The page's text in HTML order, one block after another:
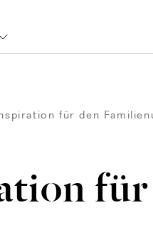
für den
für